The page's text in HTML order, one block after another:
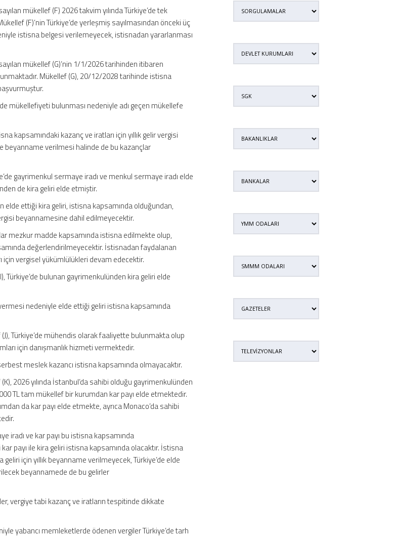
mükellef (F) 2026 takvim yılında Türkiye’de tek
(F)’nin Türkiye’de yerleşmiş sayılmasından önceki üç
istisna belgesi verilemeyecek, istisnadan yararlanması
mükellef (G)’nin 1/1/2026 tarihinden itibaren
Mükellef (G), 20/12/2028 tarihinde istisna
mükellefiyeti bulunması nedeniyle adı geçen mükellefe
kapsamındaki kazanç ve iratları için yıllık gelir vergisi
beyanname verilmesi halinde de bu kazançlar
gayrimenkul sermaye iradı ve menkul sermaye iradı elde
de kira geliri elde etmiştir.
elde ettiği kira geliri, istisna kapsamında olduğundan,
beyannamesine dahil edilmeyecektir.
mezkur madde kapsamında istisna edilmekte olup,
değerlendirilmeyecektir. İstisnadan faydalanan
için vergisel yükümlülükleri devam edecektir.
bulunan gayrimenkulünden kira geliri elde
nedeniyle elde ettiği geliri istisna kapsamında
Türkiye’de mühendis olarak faaliyette bulunmakta olup
için danışmanlık hizmeti vermektedir.
meslek kazancı istisna kapsamında olmayacaktır.
2026 yılında İstanbul’da sahibi olduğu gayrimenkulünden
TL tam mükellef bir kurumdan kar payı elde etmektedir.
da kar payı elde etmekte, ayrıca Monaco’da sahibi
iradı ve kar payı bu istisna kapsamında
payı ile kira geliri istisna kapsamında olacaktır. İstisna
için yıllık beyanname verilmeyecek, Türkiye’de elde
beyannamede de bu gelirler
vergiye tabi kazanç ve iratların tespitinde dikkate
yabancı memleketlerde ödenen vergiler Türkiye’de tarh